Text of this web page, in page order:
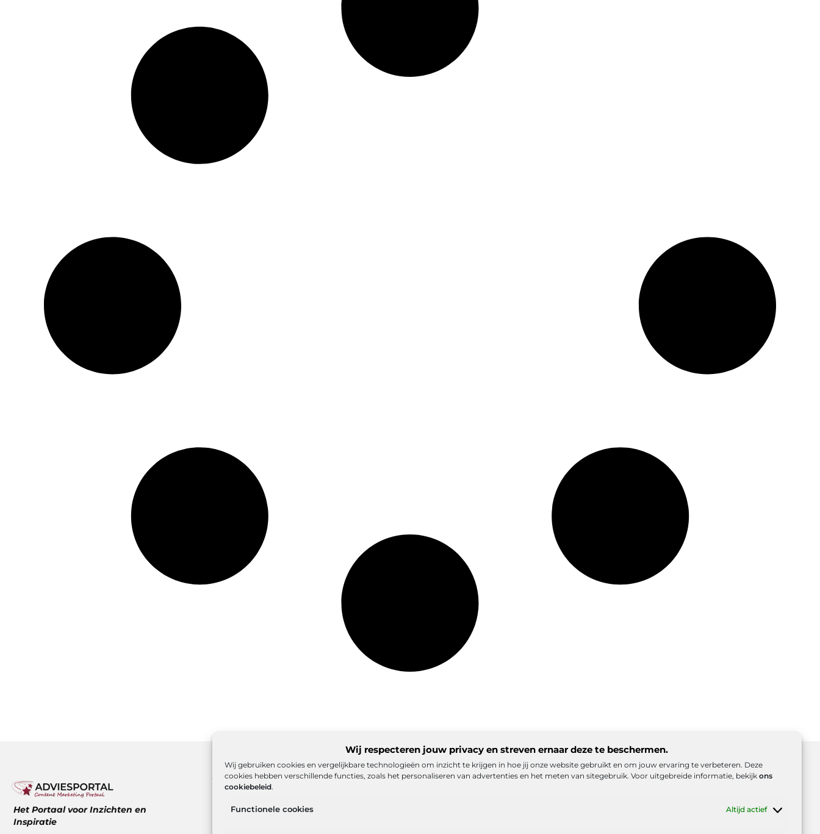
Wij respecteren jouw privacy en streven ernaar deze te beschermen.
Wij gebruiken cookies en vergelijkbare technologieën om inzicht te krijgen in hoe jij onze website gebruikt en om jouw ervaring te verbeteren. Deze
cookies hebben verschillende functies, zoals het personaliseren van advertenties en het meten van sitegebruik. Voor uitgebreide informatie, bekijk ons
cookiebeleid.
Functionele cookies Altijd actief
Het Portaal voor Inzichten en
Inspiratie
Onze informatie
Website index
Goede backlinks: de stille kracht achter sterke Google-posities